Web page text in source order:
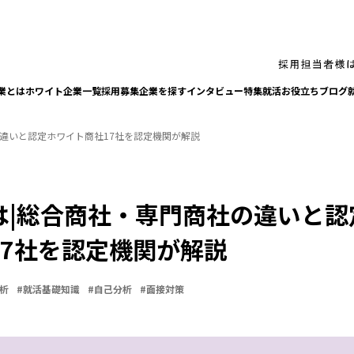
とはホワイト企業一覧採⽤募集企業を探すインタビュー特集就活お役⽴ちブログ
いと認定ホワイト商社17社を認定機関が解説
|総合商社・専門商社の違いと
社を認定機関が解説
#就活基礎知識 #自己分析 #面接対策